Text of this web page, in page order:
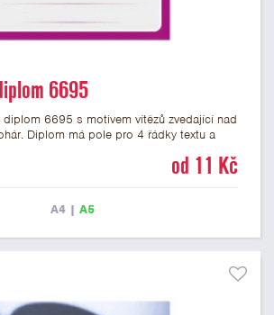
6695
diplom 6695 s motivem vítězů zvedající nad
Diplom má pole pro 4 řádky textu a
univerzální diplom je vhodný pro
má gramáž 250 g/m2.
od 11 Kč
A4| A5